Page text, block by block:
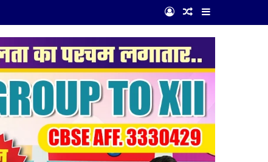
Log InRandom Article
Sidebar